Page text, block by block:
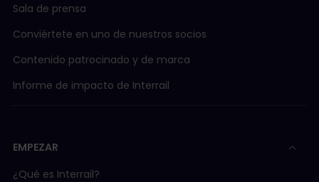
Sala de prensa
Conviértete en uno de nuestros socios
Contenido patrocinado y de marca
Informe de impacto de Interrail
EMPEZAR
¿Qué es Interrail?